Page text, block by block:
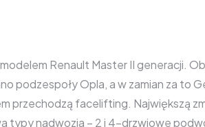
Renault Master II generacji.
podzespoły Opla, a w zamian za to
przechodzą facelifting. Największą
typy nadwozia – 2 i 4-drzwiowe